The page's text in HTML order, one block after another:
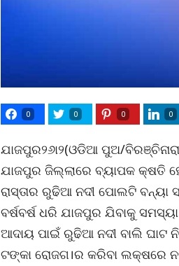
0 0 0 0
ଯାଜପୁର୨୬ା୨(ଓଡିଆ ପୁଅ/
ଯାଜପୁର ଜିଲ୍ଲାରେ ବ୍ୟାପକ କ୍ଷତି
ରାସ୍ତାର ରୁଢିଆ ନଦୀ ପୋଲଟି ବନ୍ୟା
ବର୍ଷବର୍ଷ ଧରି ଯାଜପୁର ଯିବାକୁ
ଆଦାୟ ପାଇଁ ରୁଢିଆ ନଦୀ ବାଲି ଘାଟ
ଟଙ୍କା ରୋଜଗ।ର କରିବା ଲକ୍ଷରେ